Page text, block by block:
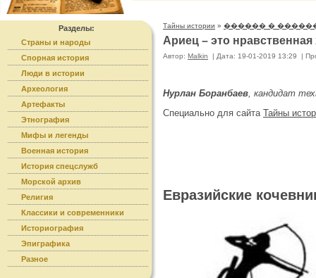
Разделы:
Страны и народы
Спорная история
Люди в истории
Археология
Артефакты
Этнография
Мифы и легенды
Военная история
История спецслужб
Морской архив
Религия
Классики и современники
Историография
Эпиграфика
Разное
Тайны истории » ������ �
Ариец – это нравственная
Автор: Malkin | Дата: 19-01-2019 13:29 |
Нурлан Боранбаев, кандидат
Специально для сайта Тайны
Евразийские